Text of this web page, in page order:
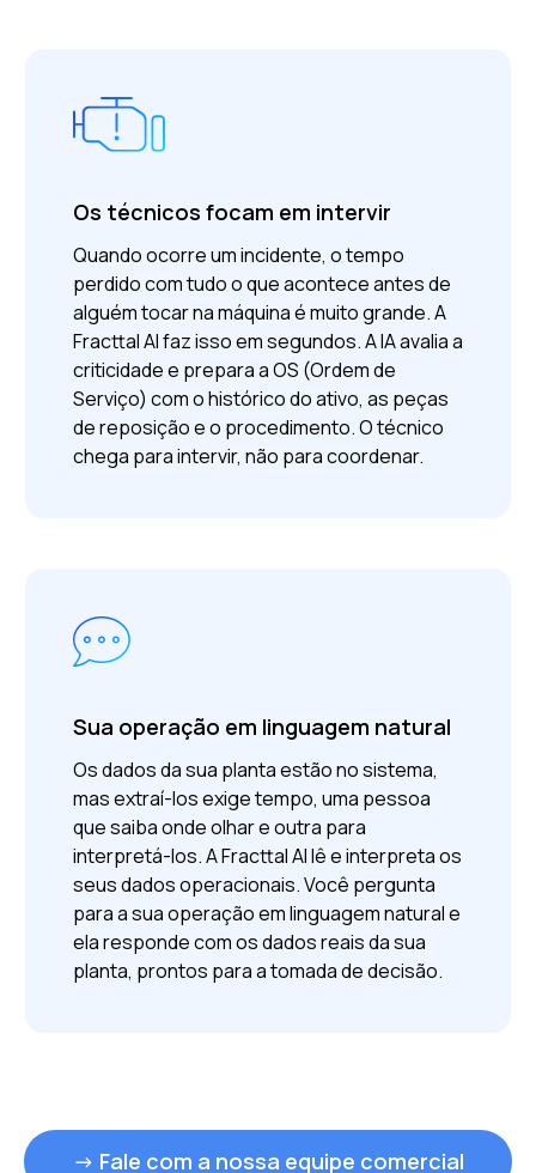
Os técnicos focam em intervir
Quando ocorre um incidente, o tempo
perdido com tudo o que acontece antes de
alguém tocar na máquina é muito grande.A
Fracttal AI faz isso em segundos. A IA avalia a
criticidade e prepara a OS (Ordem de
Serviço) com o histórico do ativo, as peças
de reposição e o procedimento. O técnico
chega para intervir, não para coordenar.
Sua operação em linguagem natural
Os dados da sua planta estão no sistema,
mas extraí-los exige tempo, uma pessoa
que saiba onde olhar e outra para
interpretá-los.A Fracttal AI lê e interpreta os
seus dados operacionais. Você pergunta
para a sua operação em linguagem natural e
ela responde com os dados reais da sua
planta, prontos para a tomada de decisão.
→ Fale com a nossa equipe comercial